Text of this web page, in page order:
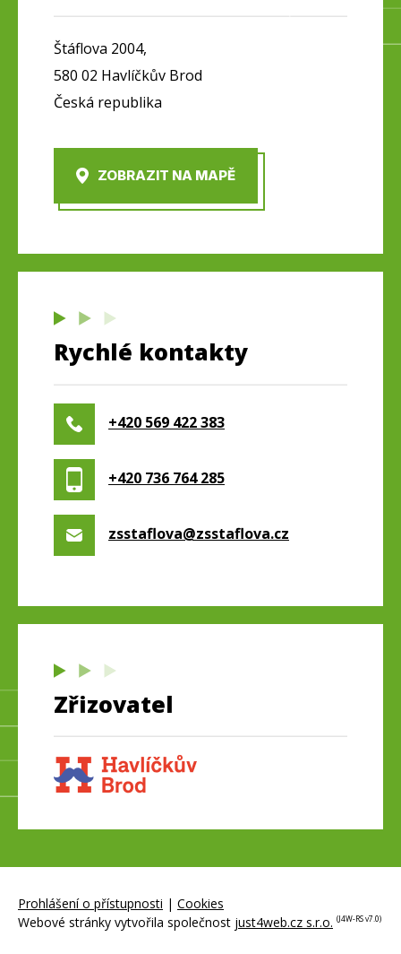
Štáflova 2004,
580 02 Havlíčkův Brod
Česká republika
ZOBRAZIT NA MAPĚ
Rychlé kontakty
+420 569 422 383
+420 736 764 285
zsstaflova@zsstaflova.cz
Zřizovatel
Prohlášení o přístupnosti | Cookies
Webové stránky vytvořila společnost just4web.cz s.r.o. (J4W-RS v7.0)